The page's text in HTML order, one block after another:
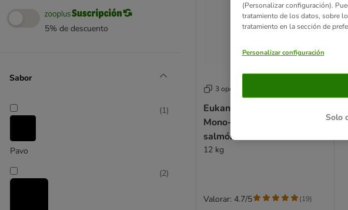
Eukanuba Veterinary Diets
Eukanuba pienso gatos
Senior
5% de descuento
Sabor
Pavo
(1)
(2)
3 opciones
Eukanuba Special Care
Mono-Protein Adult con
salmón
12 kg
Valorar: 4.7/5 (19)
(Personalizar configuración).
tratamiento de los datos, sobre
tratamiento en la sección de
Personalizar configuración
Solo